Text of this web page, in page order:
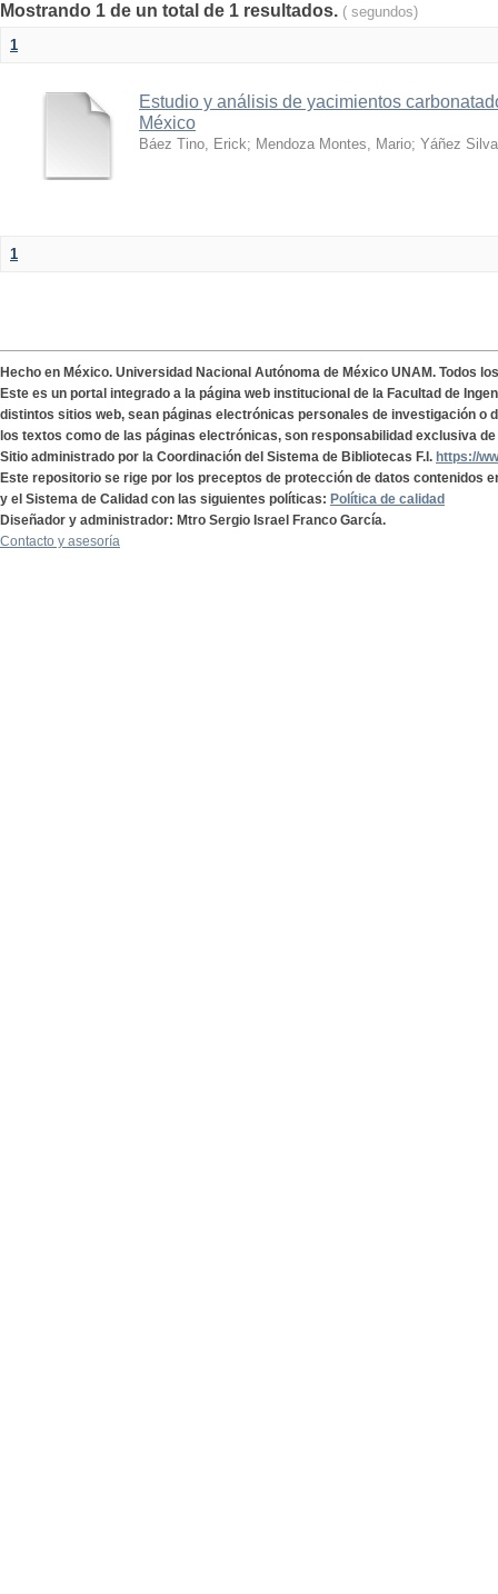
Mostrando 1 de un total de 1 resultados. ( segundos)
1
Estudio y análisis de yacimientos
México
Báez Tino, Erick; Mendoza Montes, Mario; Yáñez
1
Hecho en México. Universidad Nacional Autónoma de México UNAM. Todos
Este es un portal integrado a la página web institucional de la Facultad de
distintos sitios web, sean páginas electrónicas personales de investigación o
los textos como de las páginas electrónicas, son responsabilidad exclusiva
Sitio administrado por la Coordinación del Sistema de Bibliotecas F.I. https://
Este repositorio se rige por los preceptos de protección de datos contenidos
y el Sistema de Calidad con las siguientes políticas: Política de calidad
Diseñador y administrador: Mtro Sergio Israel Franco García.
Contacto y asesoría